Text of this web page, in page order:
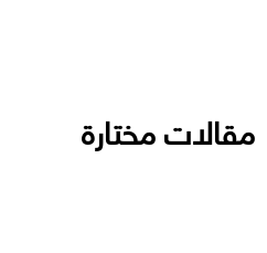
مقالات مختارة